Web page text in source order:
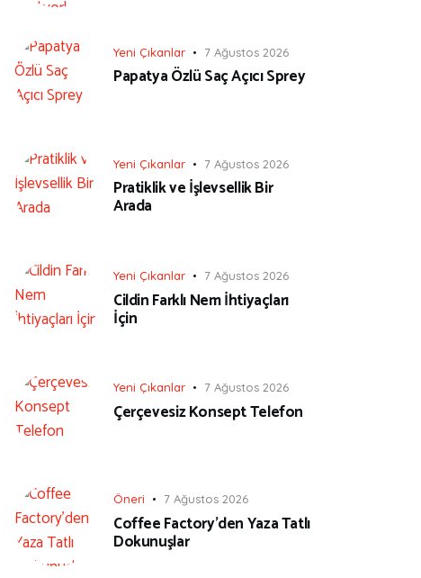
Yeni Çıkanlar 7 Ağustos 2026
Papatya Özlü Saç Açıcı Sprey
Yeni Çıkanlar 7 Ağustos 2026
Pratiklik ve İşlevsellik Bir
Arada
Yeni Çıkanlar 7 Ağustos 2026
Cildin Farklı Nem İhtiyaçları
İçin
Yeni Çıkanlar 7 Ağustos 2026
Çerçevesiz Konsept Telefon
Öneri 7 Ağustos 2026
Coffee Factory’den Yaza Tatlı
Dokunuşlar